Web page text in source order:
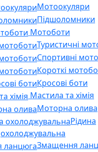
Мотоокуляри
Підшоломники
Мотоботи
Туристичні
Спортивні
Короткі
Кросові боти
Мастила та хімія
Моторна олива
Рідина
охолоджувальна
Змащення